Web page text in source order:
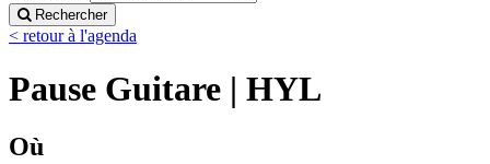
Rechercher
< retour à l'agenda
Pause Guitare | HYL
Où